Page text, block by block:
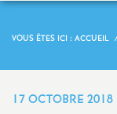
VOUS ÊTES ICI : ACCUEIL
17 OCTOBRE 2018